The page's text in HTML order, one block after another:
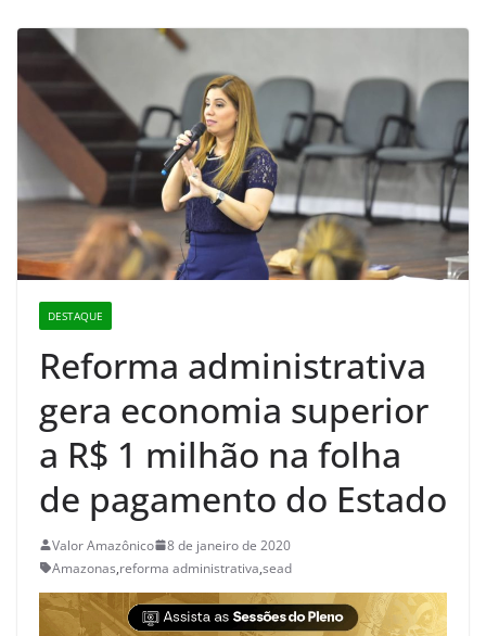
DESTAQUE
Reforma administrativa
gera economia superior
a R$ 1 milhão na folha
de pagamento do Estado
Valor Amazônico
8 de janeiro de 2020
Amazonas,reforma administrativa,sead